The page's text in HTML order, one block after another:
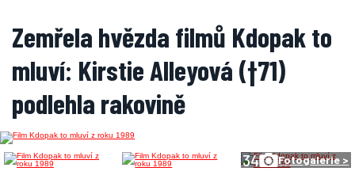
Zemřela hvězda filmů Kdopak to
mluví: Kirstie Alleyová (†71)
podlehla rakovině
34 Fotogalerie >